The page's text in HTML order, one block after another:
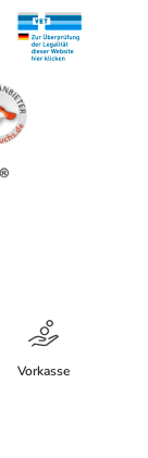
Vorkasse